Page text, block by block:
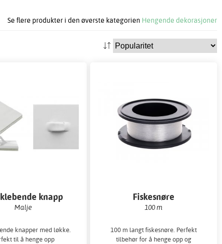
Se flere produkter i den øverste kategorien Hengende dekorasjoner
knapp
Malje
knapper med løkke.
til å henge opp
Fiskesnøre
100 m
100 m langt fiskesnøre. Perfekt
tilbehør for å henge opp og